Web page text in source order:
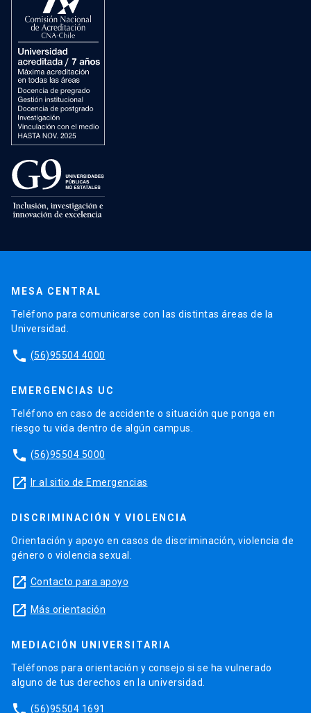
MESA CENTRAL
Teléfono para comunicarse con las distintas áreas de la
Universidad.
phone (56)95504 4000
EMERGENCIAS UC
Teléfono en caso de accidente o situación que ponga en
riesgo tu vida dentro de algún campus.
phone (56)95504 5000
launch Ir al sitio de Emergencias
DISCRIMINACIÓN Y VIOLENCIA
Orientación y apoyo en casos de discriminación, violencia de
género o violencia sexual.
launch Contacto para apoyo
launch Más orientación
MEDIACIÓN UNIVERSITARIA
Teléfonos para orientación y consejo si se ha vulnerado
alguno de tus derechos en la universidad.
(56)95504 1691